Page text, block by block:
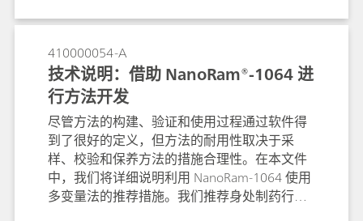
合物材料。本应用说明中使用了拉曼显微镜来
识别极小的微塑料颗粒。
410000054-A
技术说明：借助 NanoRam®-1064 进
行方法开发
尽管方法的构建、验证和使用过程通过软件得
到了很好的定义，但方法的耐用性取决于采
样、校验和保养方法的措施合理性。在本文件
中，我们将详细说明利用 NanoRam-1064 使用
多变量法的推荐措施。我们推荐身处制药行业